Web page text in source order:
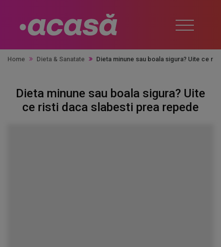
Home Dieta & Sanatate Dieta minune sau boala sigura? Uite ce
Dieta minune sau boala sigura? Uite
ce risti daca slabesti prea repede